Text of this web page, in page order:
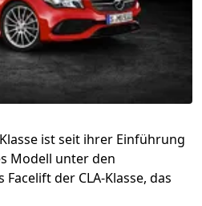
ist seit ihrer Einführung
Modell unter den
der CLA-Klasse, das